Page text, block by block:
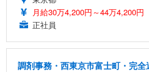
月給30万4,200円～44万4,200円
正社員
調剤事務・西東京市富士町・完